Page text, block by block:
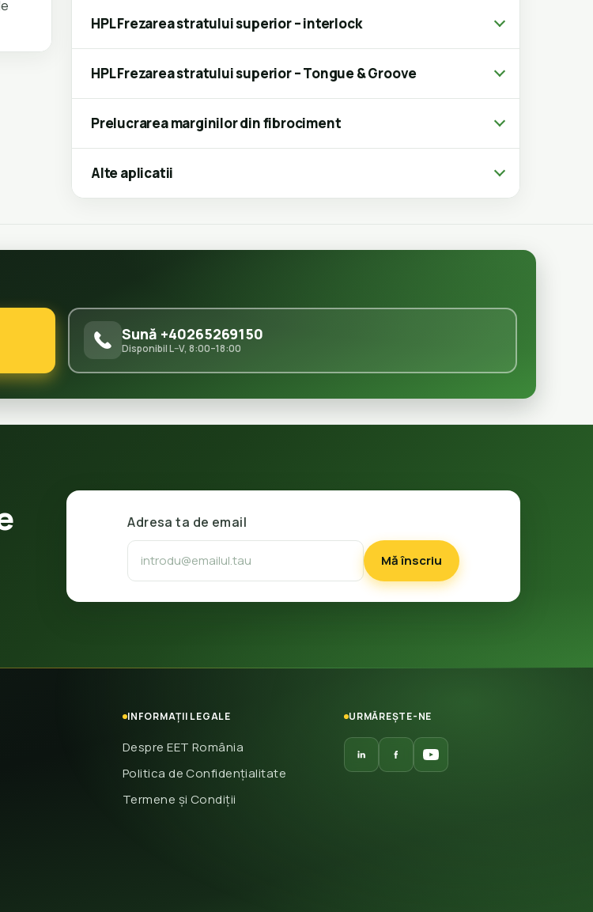
HPL Frezarea stratului superior – interlock
HPL Frezarea stratului superior – Tongue & Groove
Prelucrarea marginilor din fibrociment
Alte aplicatii
Sună +40265269150
Disponibil L–V, 8:00–18:00
Adresa ta de email
Mă înscriu
INFORMAȚII LEGALE
Despre EET România
Politica de Confidențialitate
Termene și Condiții
URMĂREȘTE-NE